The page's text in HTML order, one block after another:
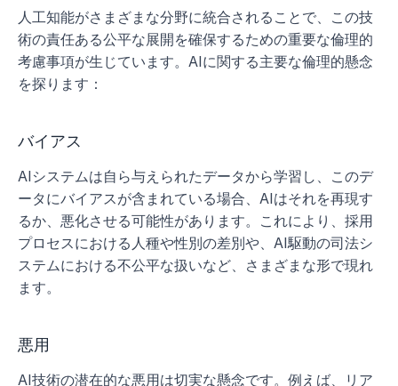
人工知能がさまざまな分野に統合されることで、この技
術の責任ある公平な展開を確保するための重要な倫理的
考慮事項が生じています。AIに関する主要な倫理的懸念
を探ります：
バイアス
AIシステムは自ら与えられたデータから学習し、このデ
ータにバイアスが含まれている場合、AIはそれを再現す
るか、悪化させる可能性があります。これにより、採用
プロセスにおける人種や性別の差別や、AI駆動の司法シ
ステムにおける不公平な扱いなど、さまざまな形で現れ
ます。
悪用
AI技術の潜在的な悪用は切実な懸念です。例えば、リア